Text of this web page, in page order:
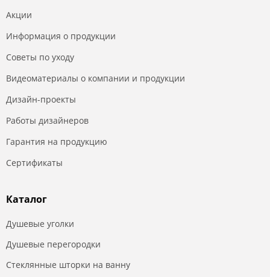
Акции
Информация о продукции
Советы по уходу
Видеоматериалы о компании и продукции
Дизайн-проекты
Работы дизайнеров
Гарантия на продукцию
Сертификаты
Каталог
Душевые уголки
Душевые перегородки
Стеклянные шторки на ванну